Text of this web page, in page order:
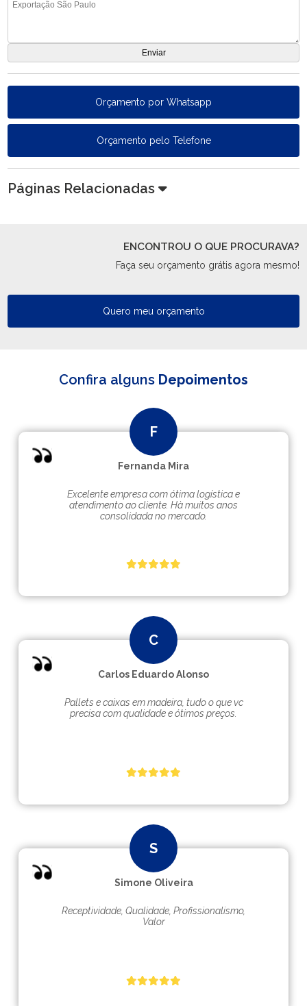
Orçamento por Whatsapp
Orçamento pelo Telefone
Páginas Relacionadas
ENCONTROU O QUE PROCURAVA?
Faça seu orçamento grátis agora mesmo!
Quero meu orçamento
Confira alguns Depoimentos
Fernanda Mira
Excelente empresa com ótima logística e
atendimento ao cliente. Hà muitos anos
consolidada no mercado.
Carlos Eduardo Alonso
Pallets e caixas em madeira, tudo o que vc
precisa com qualidade e ótimos preços.
Simone Oliveira
Receptividade, Qualidade, Profissionalismo,
Valor